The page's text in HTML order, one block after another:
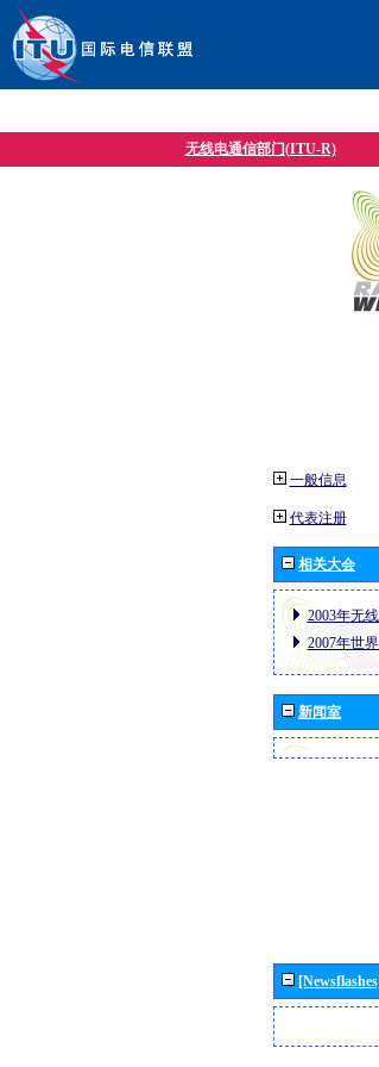
无线电通信部门(ITU-R)
一般信息
代表注册
相关大会
2003年无
2007年世
新闻室